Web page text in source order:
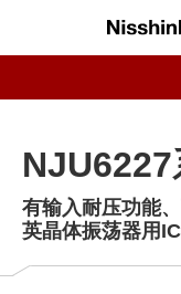
NJU6227
有输入耐压功能
英晶体振荡器用IC